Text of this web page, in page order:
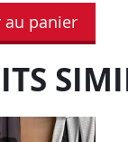
au panier